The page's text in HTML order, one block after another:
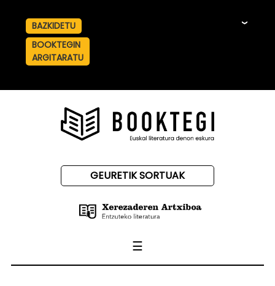
BAZKIDETU
BOOKTEGIN
ARGITARATU
GEURETIK SORTUAK
☰